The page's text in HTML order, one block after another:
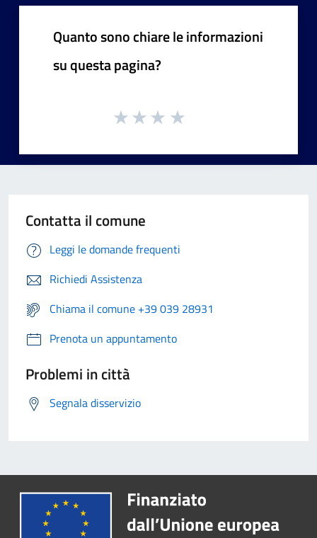
Quanto sono chiare le informazioni
su questa pagina?
Contatta il comune
Leggi le domande frequenti
Richiedi Assistenza
Chiama il comune +39 039 28931
Prenota un appuntamento
Problemi in città
Segnala disservizio